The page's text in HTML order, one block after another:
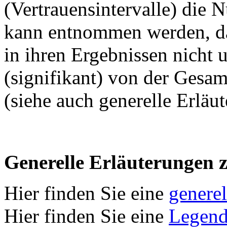
(Vertrauensintervalle) die
kann entnommen werden,
in ihren Ergebnissen nicht
(signifikant) von der
(siehe auch generelle
Generelle Erläuterungen
Hier finden Sie eine
Hier finden Sie eine